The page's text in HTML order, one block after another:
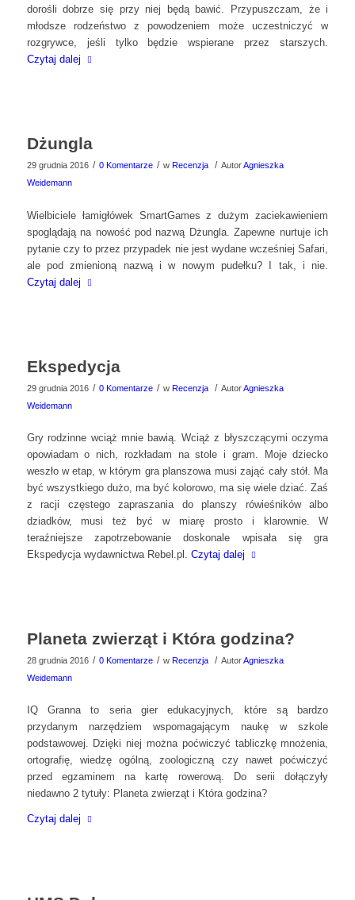
dorośli dobrze się przy niej będą bawić. Przypuszczam, że i
młodsze rodzeństwo z powodzeniem może uczestniczyć w
rozgrywce, jeśli tylko będzie wspierane przez starszych.
Czytaj dalej
Dżungla
29 grudnia 2016 / 0 Komentarze / w Recenzja / AutorAgnieszka
Weidemann
Wielbiciele łamigłówek SmartGames z dużym zaciekawieniem
spoglądają na nowość pod nazwą Dżungla. Zapewne nurtuje ich
pytanie czy to przez przypadek nie jest wydane wcześniej Safari,
ale pod zmienioną nazwą i w nowym pudełku? I tak, i nie.
Czytaj dalej
Ekspedycja
29 grudnia 2016 / 0 Komentarze / w Recenzja / AutorAgnieszka
Weidemann
Gry rodzinne wciąż mnie bawią. Wciąż z błyszczącymi oczyma
opowiadam o nich, rozkładam na stole i gram. Moje dziecko
weszło w etap, w którym gra planszowa musi zająć cały stół. Ma
być wszystkiego dużo, ma być kolorowo, ma się wiele dziać. Zaś
z racji częstego zapraszania do planszy rówieśników albo
dziadków, musi też być w miarę prosto i klarownie. W
teraźniejsze zapotrzebowanie doskonale wpisała się gra
Ekspedycja wydawnictwa Rebel.pl. Czytaj dalej
Planeta zwierząt i Która godzina?
28 grudnia 2016 / 0 Komentarze / w Recenzja / AutorAgnieszka
Weidemann
IQ Granna to seria gier edukacyjnych, które są bardzo
przydanym narzędziem wspomagającym naukę w szkole
podstawowej. Dzięki niej można poćwiczyć tabliczkę mnożenia,
ortografię, wiedzę ogólną, zoologiczną czy nawet poćwiczyć
przed egzaminem na kartę rowerową. Do serii dołączyły
niedawno 2 tytuły: Planeta zwierząt i Która godzina?
Czytaj dalej